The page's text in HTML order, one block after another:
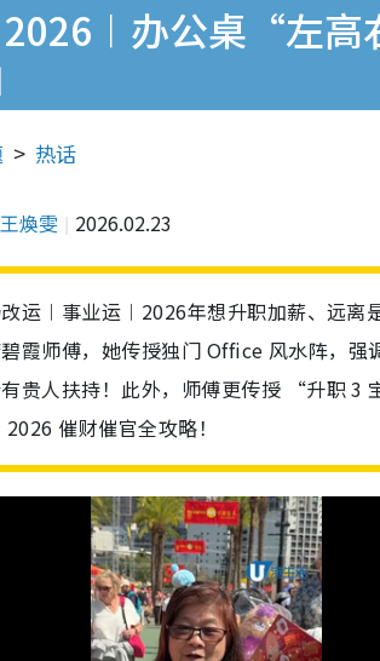
办公桌“左高
热话
王煥雯 2026.02.23
运︱事业运︱2026年想升职加薪、远
霞师傅，她传授独门 Office 风水阵，
贵人扶持！此外，师傅更传授 “升职
催财催官全攻略！